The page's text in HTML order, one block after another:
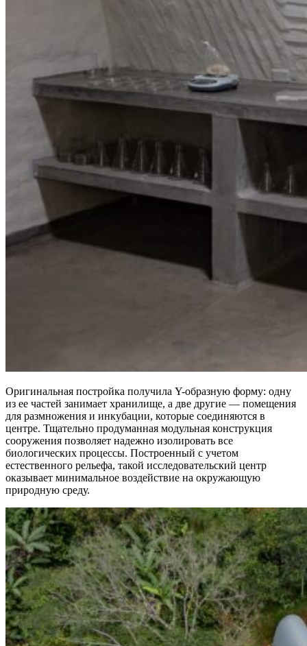
Оригинальная постройка получила Y-образную форму: одну
из ее частей занимает хранилище, а две другие — помещения
для размножения и инкубации, которые соединяются в
центре. Тщательно продуманная модульная конструкция
сооружения позволяет надежно изолировать все
биологических процессы. Построенный с учетом
естественного рельефа, такой исследовательский центр
оказывает минимальное воздействие на окружающую
природную среду.